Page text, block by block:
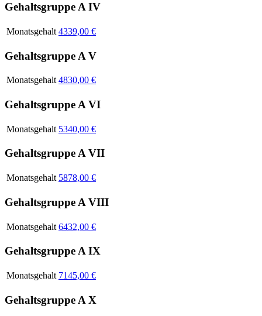
Gehaltsgruppe A IV
Monatsgehalt 4339,00 €
Gehaltsgruppe A V
Monatsgehalt 4830,00 €
Gehaltsgruppe A VI
Monatsgehalt 5340,00 €
Gehaltsgruppe A VII
Monatsgehalt 5878,00 €
Gehaltsgruppe A VIII
Monatsgehalt 6432,00 €
Gehaltsgruppe A IX
Monatsgehalt 7145,00 €
Gehaltsgruppe A X